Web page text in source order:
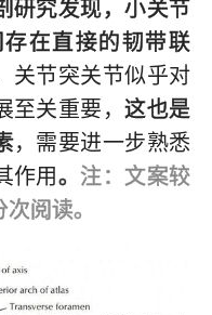
研究发现，小关节
在直接的韧带联
关节突关节似乎对
至关重要，这也是
，需要进一步熟悉
作用。注：文案较
阅读。